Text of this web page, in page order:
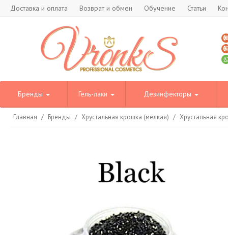
Доставка и оплата Возврат и обмен Обучение Статьи
Бренды Гель-лаки Дезинфекторы
Главная / Бренды / Хрустальная крошка (мелкая) / Хрустальная